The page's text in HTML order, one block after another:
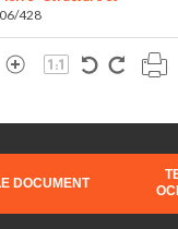
428
DOCUMENT